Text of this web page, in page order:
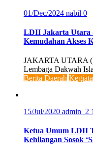
01/Dec/2024 nabil 0
LDII Jakarta Utara
Kemudahan Akses
JAKARTA UTARA
Lembaga Dakwah
Berita Daerah
15/Jul/2020 admin_2 1
Ketua Umum LDII
Kehilangan Sosok